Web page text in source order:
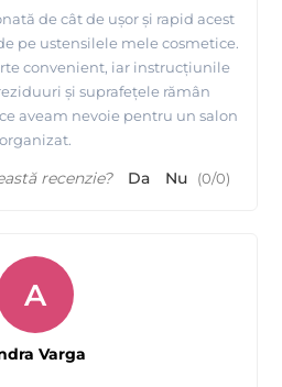
de cât de ușor și rapid acest
pe ustensilele mele cosmetice.
convenient, iar instrucțiunile
și suprafețele rămân
aveam nevoie pentru un salon
organizat.
recenzie? Da Nu (0/0)
A
Varga